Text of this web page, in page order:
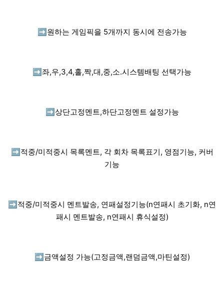
➡️ 원하는 게임픽을 5개까지 동시에 전송가능
➡️ 좌,우,3,4,홀,짝,대,중,소.시스템배팅 선택가능
➡️ 상단고정멘트,하단고정멘트 설정가능
➡️ 적중/미적중시 목록멘트, 각 회차 목록표기, 영점기능, 커버
기능
➡️ 적중/미적중시 멘트발송, 연패설정기능(n연패시 초기화, n연
패시 멘트발송, n연패시 휴식설정)
➡️ 금액설정 가능(고정금액,랜덤금액,마틴설정)